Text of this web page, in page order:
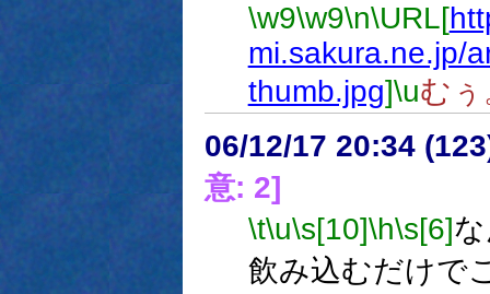
\w9\w9\n\URL[
mi.sakura.ne.jp/
thumb.jpg]\uむぅ
06/12/17 20:34
意: 2]
\t\u\s[10]\h\s[6]
飲み込むだけで